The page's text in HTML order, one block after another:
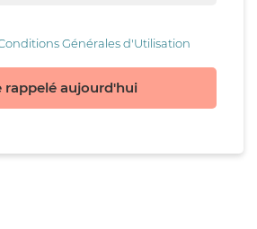
Générales d'Utilisation
rappelé aujourd'hui